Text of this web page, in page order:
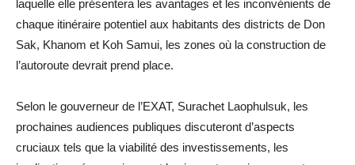
laquelle elle présentera les avantages et les inconvénients de
chaque itinéraire potentiel aux habitants des districts de Don
Sak, Khanom et Koh Samui, les zones où la construction de
l’autoroute devrait prend place.
Selon le gouverneur de l’EXAT, Surachet Laophulsuk, les
prochaines audiences publiques discuteront d’aspects
cruciaux tels que la viabilité des investissements, les